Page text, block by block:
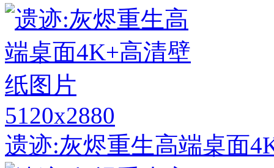
5120x2880
遗迹:灰烬重生高端桌面